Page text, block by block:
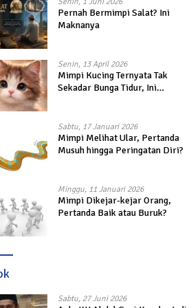
Pernah Bermimpi Salat? Ini
Maknanya
Senin, 13 April 2026
Mimpi Kucing Ternyata Tak
Sekadar Bunga Tidur, Ini
Sabtu, 17 Januari 2026
Mimpi Melihat Ular, Pertanda
Musuh hingga Peringatan Diri?
Minggu, 11 Januari 2026
Mimpi Dikejar-kejar Orang,
Pertanda Baik atau Buruk?
Sabtu, 27 Juni 2026